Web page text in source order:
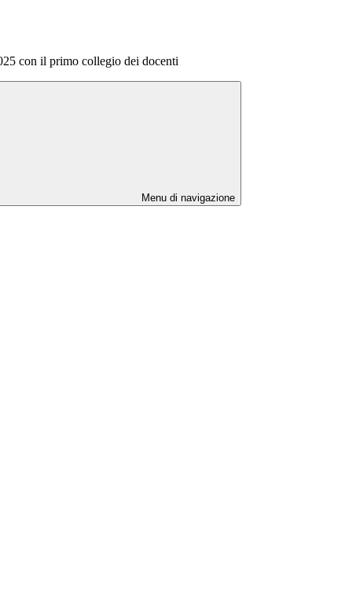
con il primo collegio dei docenti
Menu di navigazione